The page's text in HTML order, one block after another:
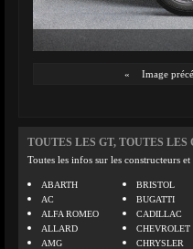
« Image
TOUTES LES GT, TOUTES LES
Toutes les infos sur les constructeurs et
ABARTH
AC
ALFA ROMEO
ALLARD
AMG
BRISTOL
BUGATTI
CADILLAC
CHEVROLET
CHRYSLER